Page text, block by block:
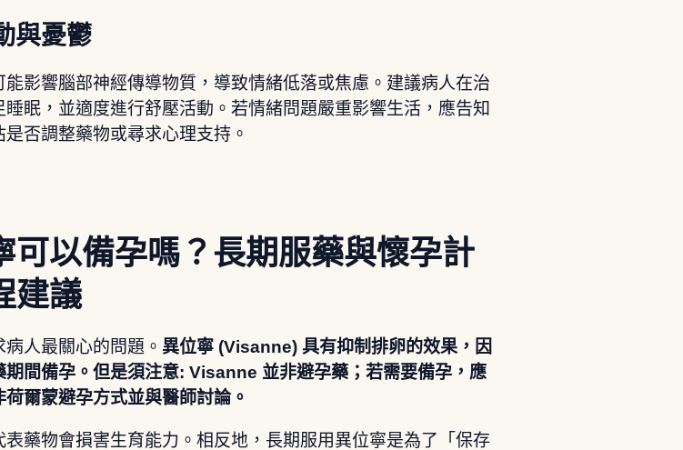
與憂鬱
能影響腦部神經傳導物質，導致情緒低落或焦慮。建議病人在治
眠，並適度進行舒壓活動。若情緒問題嚴重影響生活，應告知
否調整藥物或尋求心理支持。
可以備孕嗎？長期服藥與懷孕計
建議
人最關心的問題。 異位寧 (Visanne) 具有抑制排卵的效果，因
期間備孕。但是須注意: Visanne 並非避孕藥；若需要備孕，應
爾蒙避孕方式並與醫師討論。
表藥物會損害生育能力。相反地，長期服用異位寧是為了「保存